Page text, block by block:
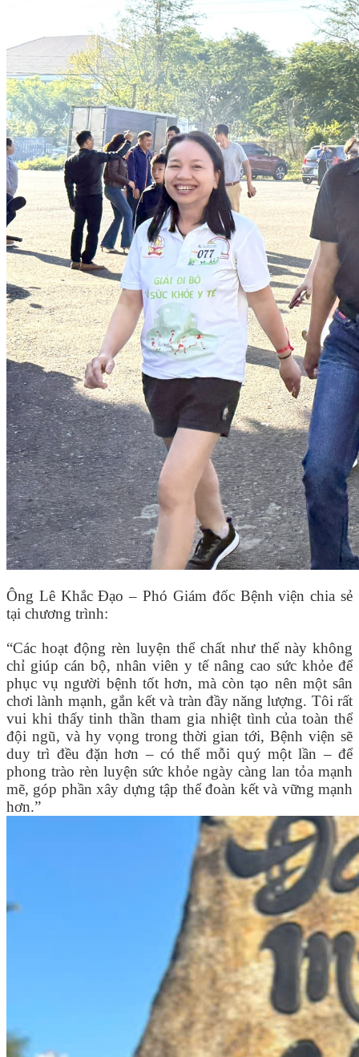
Ông Lê Khắc Đạo – Phó Giám đốc Bệnh viện chia sẻ
tại chương trình:
“Các hoạt động rèn luyện thể chất như thế này không
chỉ giúp cán bộ, nhân viên y tế nâng cao sức khỏe để
phục vụ người bệnh tốt hơn, mà còn tạo nên một sân
chơi lành mạnh, gắn kết và tràn đầy năng lượng. Tôi rất
vui khi thấy tinh thần tham gia nhiệt tình của toàn thể
đội ngũ, và hy vọng trong thời gian tới, Bệnh viện sẽ
duy trì đều đặn hơn – có thể mỗi quý một lần – để
phong trào rèn luyện sức khỏe ngày càng lan tỏa mạnh
mẽ, góp phần xây dựng tập thể đoàn kết và vững mạnh
hơn.”